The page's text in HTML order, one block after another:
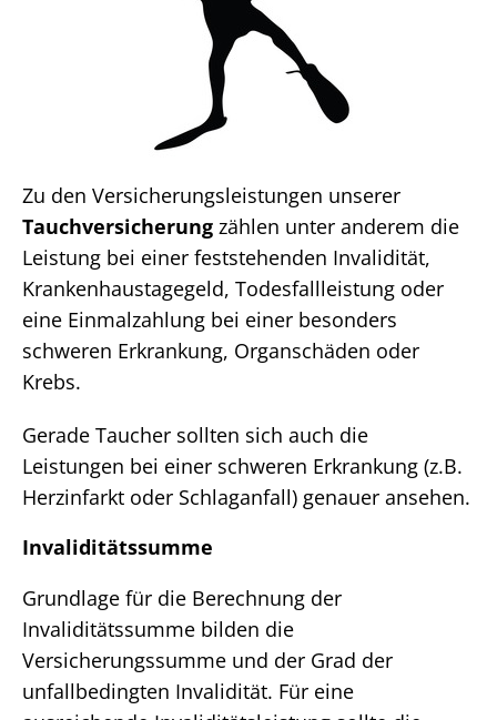
Zu den Versicherungsleistungen unserer
Tauchversicherung zählen unter anderem die
Leistung bei einer feststehenden Invalidität,
Krankenhaustagegeld, Todesfallleistung oder
eine Einmalzahlung bei einer besonders
schweren Erkrankung, Organschäden oder
Krebs.
Gerade Taucher sollten sich auch die
Leistungen bei einer schweren Erkrankung (z.B.
Herzinfarkt oder Schlaganfall) genauer ansehen.
Invaliditätssumme
Grundlage für die Berechnung der
Invaliditätssumme bilden die
Versicherungssumme und der Grad der
unfallbedingten Invalidität. Für eine